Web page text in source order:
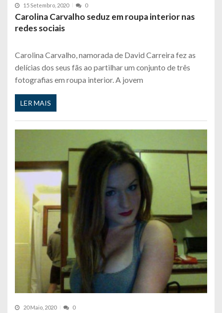
15 Setembro, 2020 0
Carolina Carvalho seduz em roupa interior nas
redes sociais
Carolina Carvalho, namorada de David Carreira fez as
delícias dos seus fãs ao partilhar um conjunto de três
fotografias em roupa interior. A jovem
LER MAIS
20 Maio, 2020 0